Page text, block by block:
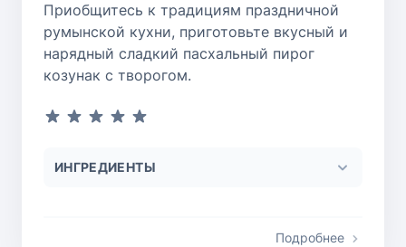
Приобщитесь к традициям праздничной
румынской кухни, приготовьте вкусный и
нарядный сладкий пасхальный пирог
козунак с творогом.
ИНГРЕДИЕНТЫ
Подробнее